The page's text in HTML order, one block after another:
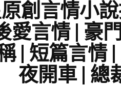
創言情小
愛言情 | 豪
| 短篇言情
夜開車 | 總